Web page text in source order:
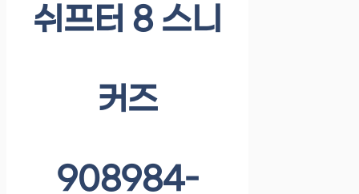
쉬프터 8 스니
커즈
908984-